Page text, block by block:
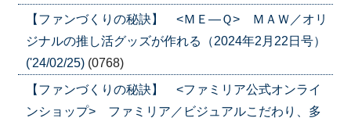
【ファンづくりの秘訣】 <ＭＥ―Ｑ> ＭＡＷ／オリ
ジナルの推し活グッズが作れる（2024年2月22日号）
('24/02/25) (0768)
【ファンづくりの秘訣】 <ファミリア公式オンライ
ンショップ> ファミリア／ビジュアルこだわり、多